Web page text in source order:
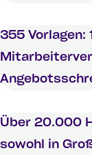
355 Vorlagen:
Über 20.000
sowohl in